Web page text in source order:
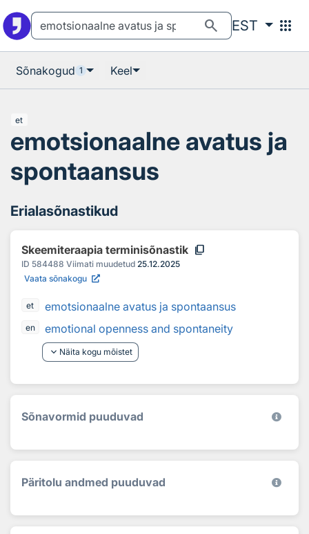
search EST apps
Sõnakogud 1 Keel
et
emotsionaalne avatus ja
spontaansus
Erialasõnastikud
Skeemiteraapia terminisõnastik content_copy
ID 584488 Viimati muudetud 25.12.2025
Vaata sõnakogu
et emotsionaalne avatus ja spontaansus
en
emotional openness and spontaneity
keyboard_arrow_down Näita kogu mõistet
Sõnavormid puuduvad
Päritolu andmed puuduvad